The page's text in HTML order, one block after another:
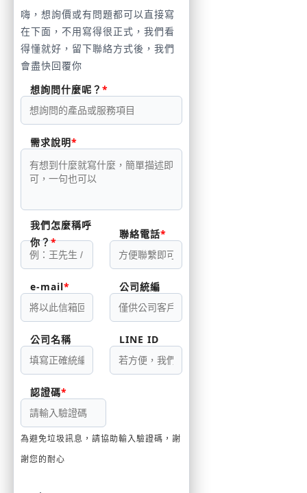
嗨，想詢價或有問題都可以直接寫
在下面，不用寫得很正式，我們看
得懂就好，留下聯絡方式後，我們
會盡快回覆你
想詢問什麼呢？
需求說明
我們怎麼稱呼
你？
聯絡電話
e-mail 公司統編
公司名稱 LINE ID
認證碼
為避免垃圾訊息，請協助輸入驗證碼，謝
謝您的耐心